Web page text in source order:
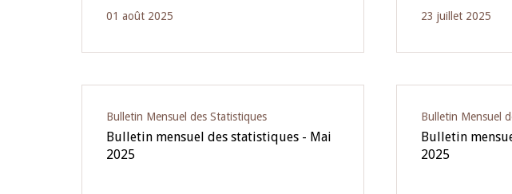
01 août 2025 23 juillet 2025
Bulletin Mensuel des Statistiques
Bulletin mensuel des statistiques - Mai
2025
Bulletin Mensuel
Bulletin
2025